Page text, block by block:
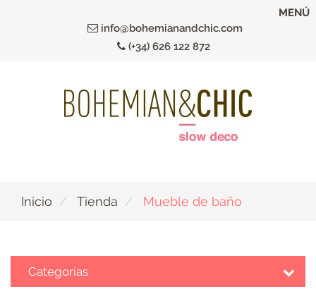
info@bohemianandchic.com
(+34) 626 122 872
MENÚ
Inicio Tienda Mueble de baño
Categorías